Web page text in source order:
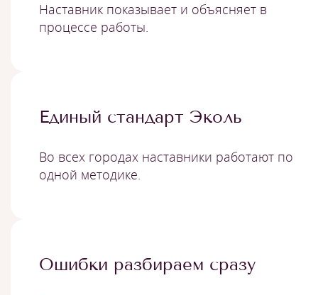
Наставник показывает и объясняет в
процессе работы.
Единый стандарт Эколь
Во всех городах наставники работают по
одной методике.
Ошибки разбираем сразу